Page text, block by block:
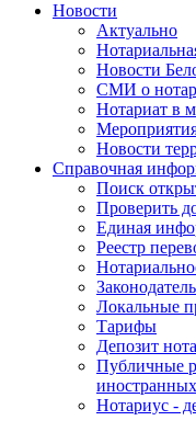
Новости
Актуально
Новости
СМИ о
Нотариат в
Новости
Справочная
Поиск
Проверить
Единая
Реестр
Локальные
Тарифы
Депозит
Публичные
иностранных
Нотариус -